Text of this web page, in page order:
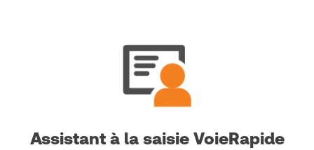
Assistant à la saisie VoieRapide